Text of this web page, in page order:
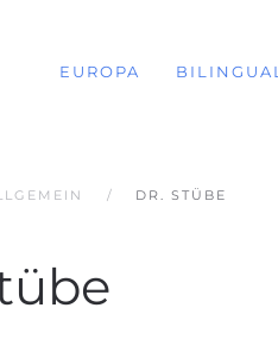
EUROPA BILINGUAL
DR. STÜBE